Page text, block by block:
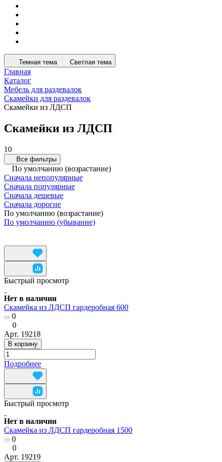
Темная тема Светлая тема
Главная
Каталог
Мебель для раздевалок
Скамейки для раздевалок
Скамейки из ЛДСП
Скамейки из ЛДСП
10
Все фильтры
По умолчанию (возрастание)
Сначала непопулярные
Сначала популярные
Сначала дешевые
Сначала дорогие
По умолчанию (возрастание)
По умолчанию (убывание)
Быстрый просмотр
Нет в наличии
Скамейка из ЛДСП гардеробная 600
0
0
Арт. 19218
В корзину
Подробнее
Быстрый просмотр
Нет в наличии
Скамейка из ЛДСП гардеробная 1500
0
0
Арт. 19219